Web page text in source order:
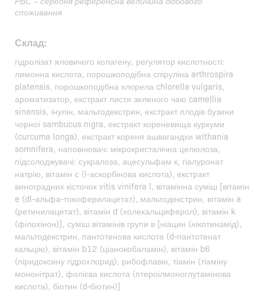
споживання
Склад:
гідролізат яловичого колагену, регулятор кислотності:
лимонна кислота, порошкоподібна спіруліна arthrospira
platensis, порошкоподібна хлорела chlorella vulgaris,
ароматизатор, екстракт листя зеленого чаю camellia
sinensis, інулін, мальтодекстрин, екстракт плодів бузини
чорної sambucus nigra, екстракт кореневища куркуми
(curcuma longa), екстракт кореня ашвагандхи withania
somnifera, наповнювач: мікрокристалічна целюлоза,
підсолоджувачі: сукралоза, ацесульфам к, гіалуронат
натрію, вітамін с (l-аскорбінова кислота), екстракт
виноградних кісточок vitis vinifera l, вітамінна суміш [вітамін
e (dl-альфа-токоферилацетат), мальтодекстрин, вітамін a
(ретинилацетат), вітамін d (холекальциферол), вітамін k
(філохінон)], суміш вітамінів групи в [ніацин (нікотинамід),
мальтодекстрин, пантотенова кислота (d-пантотенат
кальцію), вітамін b12 (ціанокобаламін), вітамін b6
(піридоксину гідрохлорид), рибофлавін, тіамін (тіаміну
мононітрат), фолієва кислота (птероілмоноглутамінова
кислота), біотин (d-біотин)]